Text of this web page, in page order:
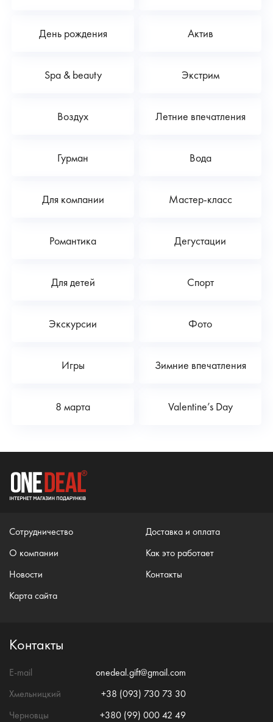
День рождения Актив
Spa & beauty Экстрим
Воздух Летние впечатления
Гурман Вода
Для компании Мастер-класс
Романтика Дегустации
Для детей Спорт
Экскурсии Фото
Игры Зимние впечатления
8 марта Valentine’s Day
Сотрудничество
О компании
Новости
Карта сайта
Доставка и оплата
Как это работает
Контакты
Контакты
E-mail
onedeal.gift@gmail.com
Хмельницкий
+38 (093) 730 73 30
Черновцы
+380 (99) 000 42 49